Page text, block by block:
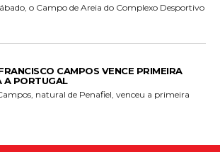
o Campo de Areia do Complexo Desportivo
CAMPOS VENCE PRIMEIRA
A PORTUGAL
natural de Penafiel, venceu a primeira